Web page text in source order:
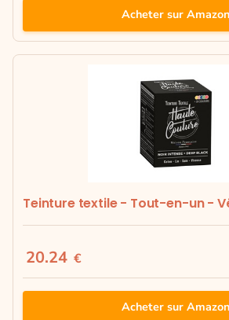
Acheter sur Amazon
Teinture textile - Tout-en-un -
20.24 €
Acheter sur Amazon